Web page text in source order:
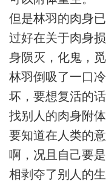
但是林羽的肉身
过好在关于肉身
身陨灭，化鬼，
林羽倒吸了一口
坏，要想复活的
找别人的肉身附体
要知道在人类的
啊，况且自己要
相剥夺了别人的